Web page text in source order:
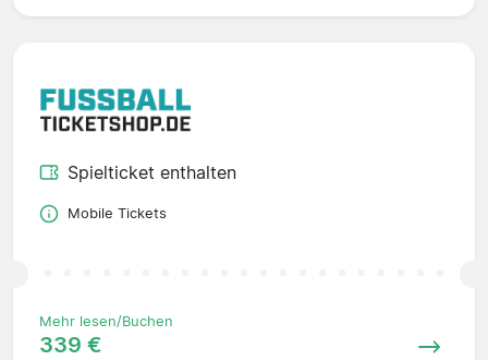
Spielticket enthalten
Mobile Tickets
Mehr lesen/Buchen
339 €